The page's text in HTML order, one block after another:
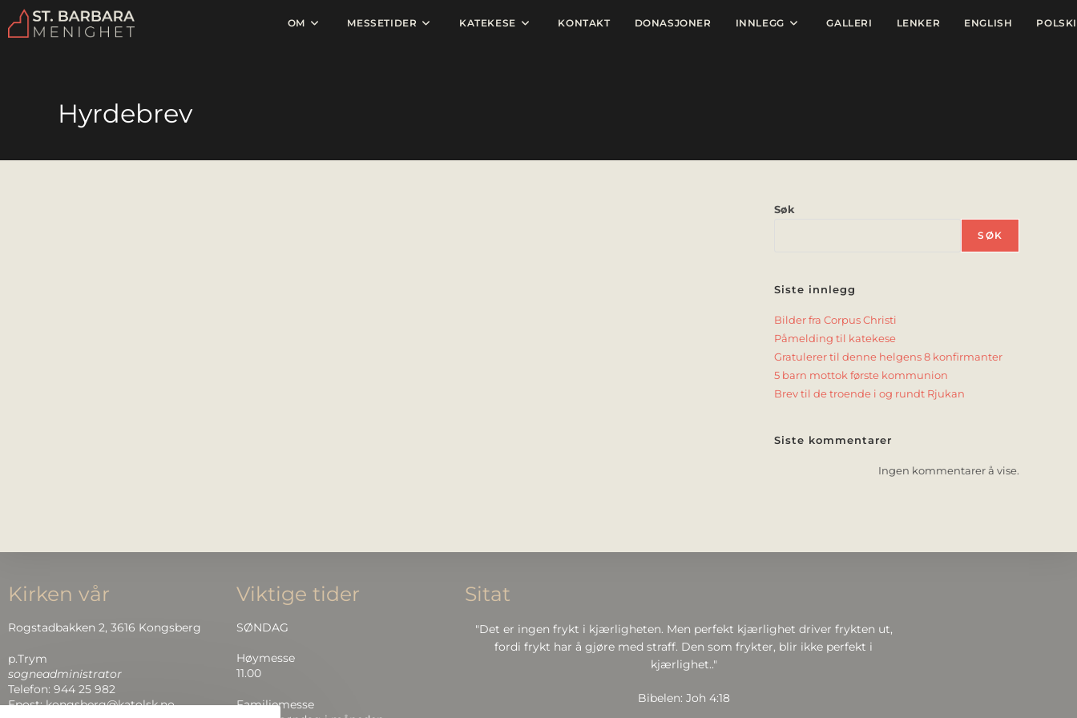
OM MESSETIDER KATEKESE KONTAKT DONASJONER INNLEGG GALLERI LENKER ENGLISH POLSKI
Hyrdebrev
Søk
SØK
Siste innlegg
Bilder fra Corpus Christi
Påmelding til katekese
Gratulerer til denne helgens 8 konfirmanter
5 barn mottok første kommunion
Brev til de troende i og rundt Rjukan
Siste kommentarer
Ingen kommentarer å vise.
Kirken vår
Rogstadbakken 2, 3616 Kongsberg
p.Trym
sogneadministrator
Telefon: 944 25 982
Epost: kongsberg@katolsk.no
Viktige tider
SØNDAG
Høymesse
11.00
Familiemesse
Sitat
"Det er ingen frykt i kjærligheten. Men perfekt kjærlighet driver frykten ut,
fordi frykt har å gjøre med straff. Den som frykter, blir ikke perfekt i
kjærlighet.."
Bibelen: Joh 4:18